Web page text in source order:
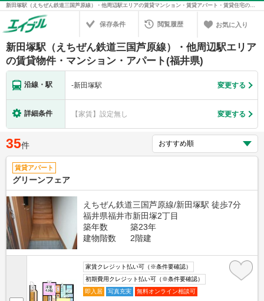
新田塚駅（えちぜん鉄道三国芦原線）・他周辺駅エリアの賃貸マンション・賃貸アパート・賃貸住宅の不動産情報を検索！不動産賃貸の物件探しは、お部屋探しのエイブル
保存条件 閲覧履歴 お気に入り
新田塚駅（えちぜん鉄道三国芦原線）・他周辺駅エリア
の賃貸物件・マンション・アパート(福井県)
沿線・駅 -新田塚駅 変更する
詳細条件 【家賃】設定無し 変更する
35件
賃貸アパート
グリーンフェア
えちぜん鉄道三国芦原線/新田塚駅 徒歩7分
福井県福井市新田塚2丁目
築年数
築23年
建物階数
2階建
家賃クレジット払い可（※条件要確認）
初期費用クレジット払い可（※条件要確認）
即入居
写真充実 無料オンライン相談可